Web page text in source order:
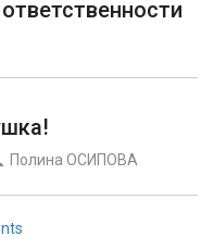
Полина ОСИПОВА